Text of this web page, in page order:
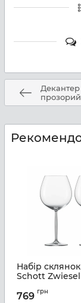
Набір склянок
Schott Zwiesel
Артикул:
769 грн